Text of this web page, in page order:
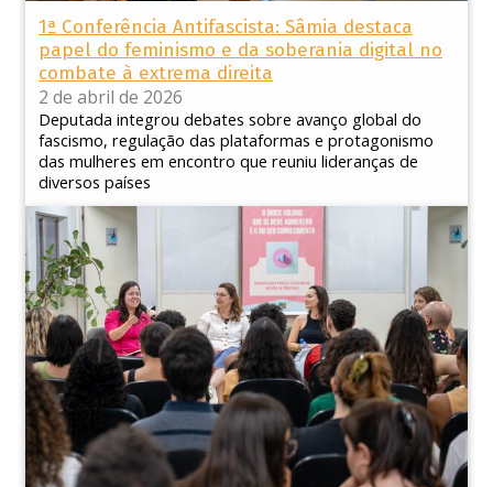
1ª Conferência Antifascista: Sâmia destaca
papel do feminismo e da soberania digital no
combate à extrema direita
2 de abril de 2026
Deputada integrou debates sobre avanço global do
fascismo, regulação das plataformas e protagonismo
das mulheres em encontro que reuniu lideranças de
diversos países